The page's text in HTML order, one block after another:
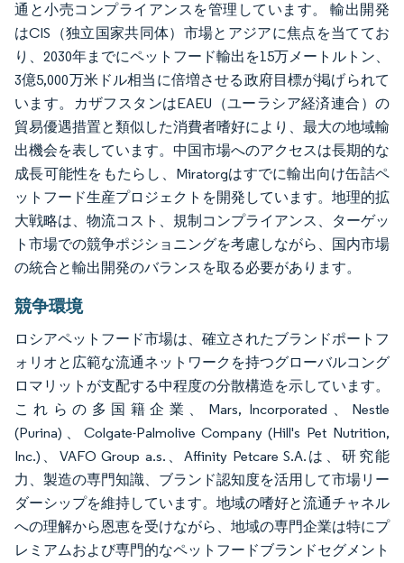
通と小売コンプライアンスを管理しています。 輸出開発
はCIS（独立国家共同体）市場とアジアに焦点を当ててお
り、2030年までにペットフード輸出を15万メートルトン、
3億5,000万米ドル相当に倍増させる政府目標が掲げられて
います。カザフスタンはEAEU（ユーラシア経済連合）の
貿易優遇措置と類似した消費者嗜好により、最大の地域輸
出機会を表しています。中国市場へのアクセスは長期的な
成長可能性をもたらし、Miratorgはすでに輸出向け缶詰ペ
ットフード生産プロジェクトを開発しています。地理的拡
大戦略は、物流コスト、規制コンプライアンス、ターゲッ
ト市場での競争ポジショニングを考慮しながら、国内市場
の統合と輸出開発のバランスを取る必要があります。
競争環境
ロシアペットフード市場は、確立されたブランドポートフ
ォリオと広範な流通ネットワークを持つグローバルコング
ロマリットが支配する中程度の分散構造を示しています。
これらの多国籍企業、Mars, Incorporated、Nestle
(Purina)、Colgate-Palmolive Company (Hill's Pet Nutrition,
Inc.)、VAFO Group a.s.、Affinity Petcare S.A.は、研究能
力、製造の専門知識、ブランド認知度を活用して市場リー
ダーシップを維持しています。地域の嗜好と流通チャネル
への理解から恩恵を受けながら、地域の専門企業は特にプ
レミアムおよび専門的なペットフードブランドセグメント